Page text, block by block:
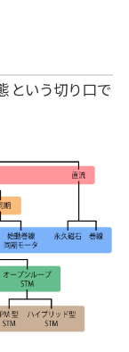
という切り口で